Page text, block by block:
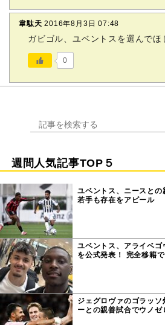
韋駄天 2016年8月3日 07:48
ガビゴル、ユベントスを選んでほ
0
週間人気記事TOP５
ユベントス、ニースと
若手も存在をアピール
ユベントス、アライベ
を公式発表！ 完全移籍
ジェグロヴァのゴラッ
ーとの親善試合でウノゼ